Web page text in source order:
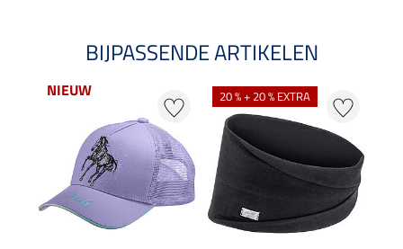
BIJPASSENDE ARTIKELEN
NIEUW 20 % + 20 % EXTRA